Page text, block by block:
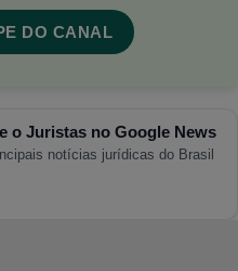
DO CANAL
o Juristas no Google News
notícias jurídicas do Brasil